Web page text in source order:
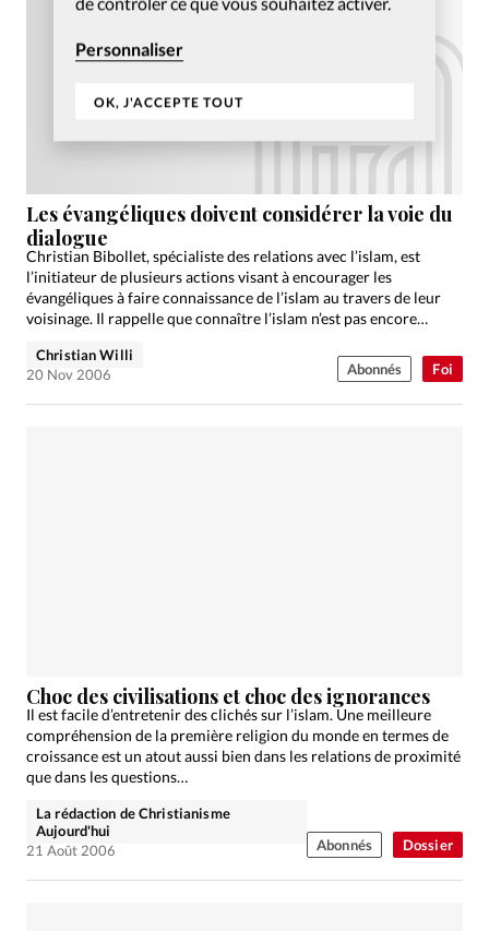
Personnaliser
OK, J'ACCEPTE TOUT
Foi
Les évangéliques doivent considérer la voie du
dialogue
Christian Bibollet, spécialiste des relations avec l’islam, est
l’initiateur de plusieurs actions visant à encourager les
évangéliques à faire connaissance de l’islam au travers de leur
voisinage. Il rappelle que connaître l’islam n’est pas encore…
Christian Willi
20 Nov 2006
Abonnés
Dossier
Choc des civilisations et choc des ignorances
Il est facile d’entretenir des clichés sur l’islam. Une meilleure
compréhension de la première religion du monde en termes de
croissance est un atout aussi bien dans les relations de proximité
que dans les questions…
La rédaction de Christianisme
Aujourd'hui
21 Août 2006
Abonnés